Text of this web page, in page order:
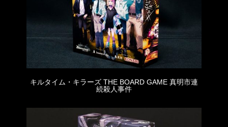
キルタイム・キラーズ THE BOARD GAME 真明市連
続殺人事件